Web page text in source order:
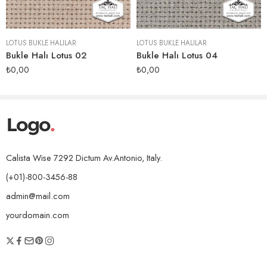
LOTUS BUKLE HALILAR
Bukle Halı Lotus 02
₺0,00
LOTUS BUKLE HALILAR
Bukle Halı Lotus 04
₺0,00
Calista Wise 7292 Dictum Av.Antonio, Italy.
(+01)-800-3456-88
admin@mail.com
yourdomain.com